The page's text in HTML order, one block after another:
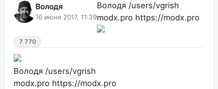
Володя
16 июня 2017, 11:39
Володя /users/vgrish
modx.pro https://modx.pro
7 770
Володя /users/vgrish
modx.pro https://modx.pro